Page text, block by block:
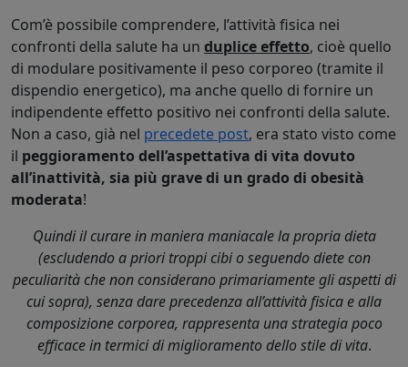
Com’è possibile comprendere, l’attività fisica nei
confronti della salute ha un duplice effetto, cioè quello
di modulare positivamente il peso corporeo (tramite il
dispendio energetico), ma anche quello di fornire un
indipendente effetto positivo nei confronti della salute.
Non a caso, già nel precedete post, era stato visto come
il peggioramento dell’aspettativa di vita dovuto
all’inattività, sia più grave di un grado di obesità
moderata!
Quindi il curare in maniera maniacale la propria dieta
(escludendo a priori troppi cibi o seguendo diete con
peculiarità che non considerano primariamente gli aspetti di
cui sopra), senza dare precedenza all’attività fisica e alla
composizione corporea, rappresenta una strategia poco
efficace in termici di miglioramento dello stile di vita.